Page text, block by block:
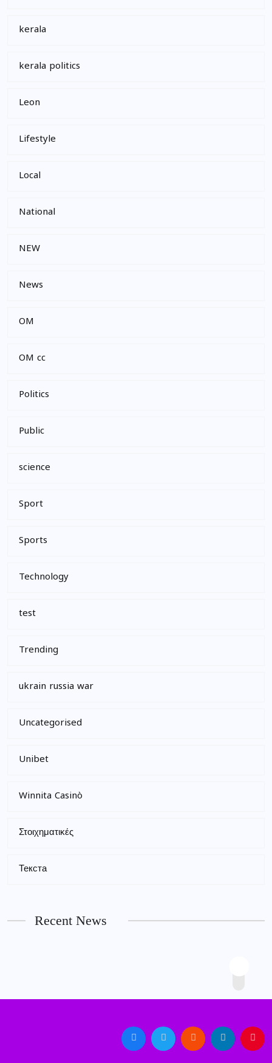
kerala
kerala politics
Leon
Lifestyle
Local
National
NEW
News
OM
OM cc
Politics
Public
science
Sport
Sports
Technology
test
Trending
ukrain russia war
Uncategorised
Unibet
Winnita Casinò
Στοιχηματικές
Текста
Recent News